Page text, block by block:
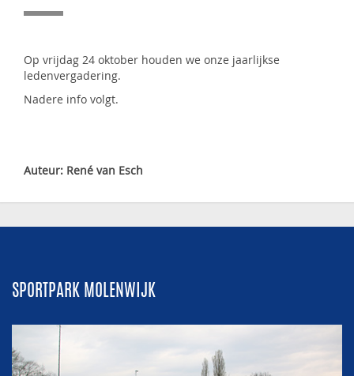
Op vrijdag 24 oktober houden we onze jaarlijkse
ledenvergadering.
Nadere info volgt.
Auteur: René van Esch
SPORTPARK MOLENWIJK